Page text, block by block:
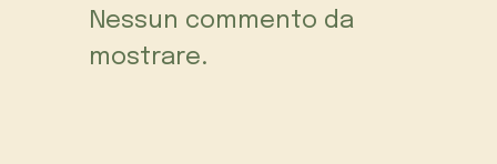
Nessun commento da
mostrare.